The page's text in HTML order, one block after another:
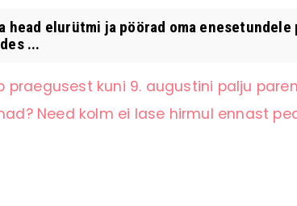
head elurütmi ja pöörad oma
...
kuni 9. augustini palju
Need kolm ei lase hirmul ennast